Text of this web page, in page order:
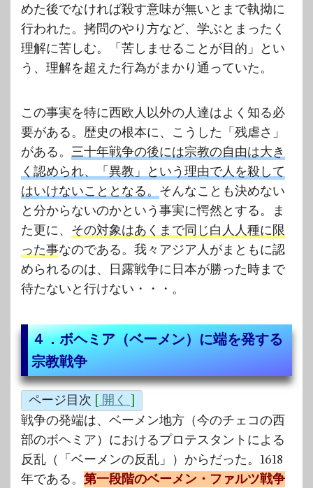
めた後でなければ殺す意味が無いとまで執拗に
行われた。拷問のやり方など、学ぶとまったく
理解に苦しむ。
「苦しませることが目的」とい
う、理解を超えた行為がまかり通っていた。
この事実を特に西欧人以外の人達はよく知る必
要がある。歴史の根本に、こうした「残虐さ」
がある。 三十年戦争の後には宗教の自由は大き
く認められ、「異教」という理由で人を殺して
はいけないこととなる。 そんなことも決めない
と分からないのかという事実に愕然とする。ま
た更に、 その対象はあくまで同じ白人人種に限
った事なのである。我々アジア人がまともに認
められるのは、日露戦争に日本が勝った時まで
待たないと行けない・・・。
４．ボヘミア（ベーメン）に端を発する
宗教戦争
ページ目次 [ 開く ]
戦争の発端は、ベーメン地方（今のチェコの西
部のボヘミア）におけるプロテスタントによる
反乱（「ベーメンの反乱」）からだった。1618
年である。 第一段階のベーメン・ファルツ戦争